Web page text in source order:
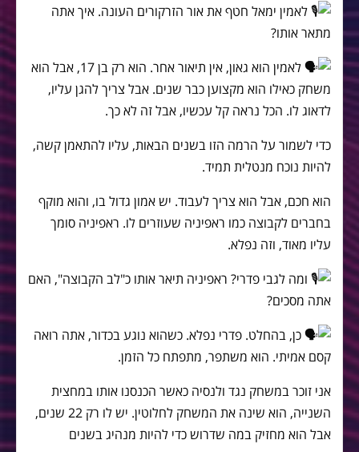
לאמין ימאל חטף את אור הזרקורים העונה. איך אתה
מתאר אותו?
לאמין הוא גאון, אין תיאור אחר. הוא רק בן 17, אבל הוא
משחק כאילו הוא מקצוען כבר שנים. אבל צריך להגן עליו,
לדאוג לו. הכל נראה קל עכשיו, אבל זה לא כך.
כדי לשמור על הרמה הזו בשנים הבאות, עליו להתאמן קשה,
להיות נוכח מנטלית תמיד.
הוא חכם, אבל הוא צריך לעבוד. יש אמון גדול בו, והוא מוקף
בחברים לקבוצה כמו ראפיניה שעוזרים לו. ראפיניה סומך
עליו מאוד, וזה נפלא.
ומה לגבי פדרי? ראפיניה תיאר אותו כ"לב הקבוצה", האם
אתה מסכים?
כן, בהחלט. פדרי נפלא. כשהוא נוגע בכדור, אתה רואה
קסם אמיתי. הוא משתפר, מתפתח כל הזמן.
אני זוכר במשחק נגד ולנסיה כאשר הכנסנו אותו במחצית
השנייה, הוא שינה את המשחק לחלוטין. יש לו רק 22 שנים,
אבל הוא מחזיק במה שדרוש כדי להיות מנהיג בשנים